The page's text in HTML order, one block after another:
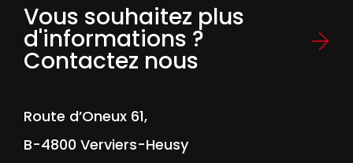
Vous souhaitez plus
d'informations ?
Contactez nous
Route d’Oneux 61,
B-4800 Verviers-Heusy